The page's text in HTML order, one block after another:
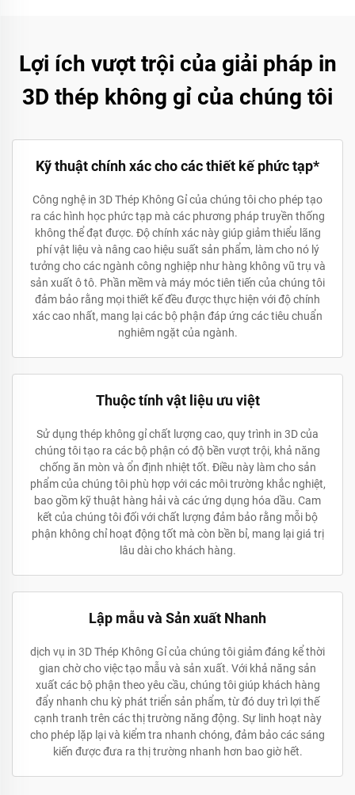
Lợi ích vượt trội của giải pháp in
3D thép không gỉ của chúng tôi
Kỹ thuật chính xác cho các thiết kế phức tạp*
Công nghệ in 3D Thép Không Gỉ của chúng tôi cho phép tạo
ra các hình học phức tạp mà các phương pháp truyền thống
không thể đạt được. Độ chính xác này giúp giảm thiểu lãng
phí vật liệu và nâng cao hiệu suất sản phẩm, làm cho nó lý
tưởng cho các ngành công nghiệp như hàng không vũ trụ và
sản xuất ô tô. Phần mềm và máy móc tiên tiến của chúng tôi
đảm bảo rằng mọi thiết kế đều được thực hiện với độ chính
xác cao nhất, mang lại các bộ phận đáp ứng các tiêu chuẩn
nghiêm ngặt của ngành.
Thuộc tính vật liệu ưu việt
Sử dụng thép không gỉ chất lượng cao, quy trình in 3D của
chúng tôi tạo ra các bộ phận có độ bền vượt trội, khả năng
chống ăn mòn và ổn định nhiệt tốt. Điều này làm cho sản
phẩm của chúng tôi phù hợp với các môi trường khắc nghiệt,
bao gồm kỹ thuật hàng hải và các ứng dụng hóa dầu. Cam
kết của chúng tôi đối với chất lượng đảm bảo rằng mỗi bộ
phận không chỉ hoạt động tốt mà còn bền bỉ, mang lại giá trị
lâu dài cho khách hàng.
Lập mẫu và Sản xuất Nhanh
dịch vụ in 3D Thép Không Gỉ của chúng tôi giảm đáng kể thời
gian chờ cho việc tạo mẫu và sản xuất. Với khả năng sản
xuất các bộ phận theo yêu cầu, chúng tôi giúp khách hàng
đẩy nhanh chu kỳ phát triển sản phẩm, từ đó duy trì lợi thế
cạnh tranh trên các thị trường năng động. Sự linh hoạt này
cho phép lặp lại và kiểm tra nhanh chóng, đảm bảo các sáng
kiến được đưa ra thị trường nhanh hơn bao giờ hết.